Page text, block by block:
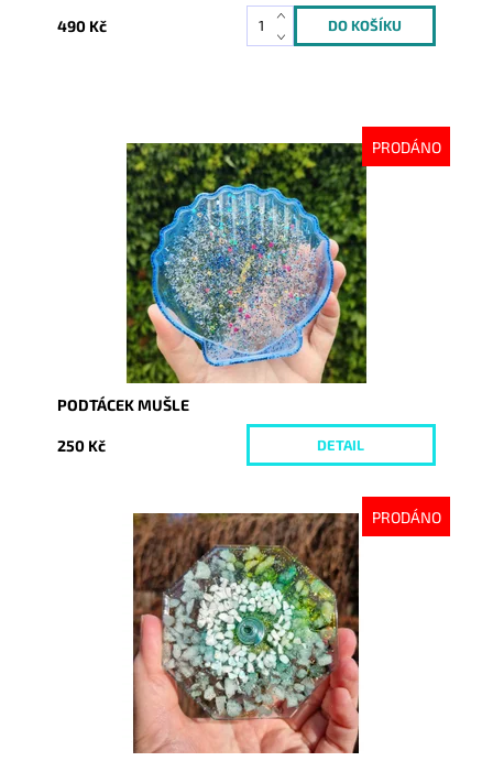
490 Kč
PRODÁNO
Dostupnost:
Vyprodáno
9043
PODTÁCEK MUŠLE
250 Kč DETAIL
PRODÁNO
Dostupnost:
Vyprodáno
9981